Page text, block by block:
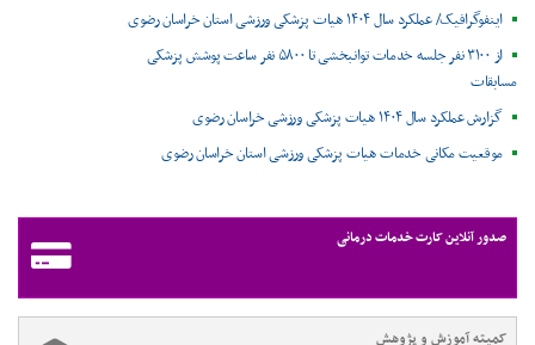
اینفوگرافیک/ عملکرد سال ۱۴۰۴ هیات پزشکی ورزشی استان خراسان رضوی
از ۳۱۰۰ نفر جلسه خدمات توانبخشی تا ۵۸۰۰ نفر ساعت پوشش پزشکی
مسابقات
گزارش عملکرد سال ۱۴۰۴ هیات پزشکی ورزشی خراسان رضوی
موقعیت مکانی خدمات هیات پزشکی ورزشی استان خراسان رضوی ‌
صدور آنلاین کارت خدمات درمانی
کمیته آموزش و پژوهش